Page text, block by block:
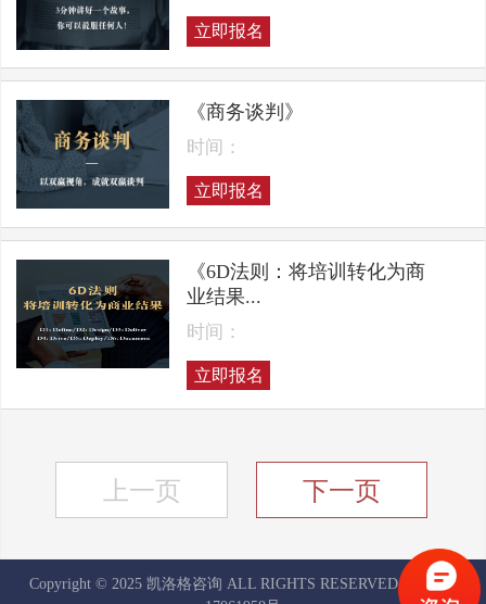
立即报名
《商务谈判》
时间：
立即报名
《6D法则：将培训转化为商
业结果...
时间：
立即报名
上一页 下一页
Copyright © 2025 凯洛格咨询 ALL RIGHTS RESERVED
京ICP备